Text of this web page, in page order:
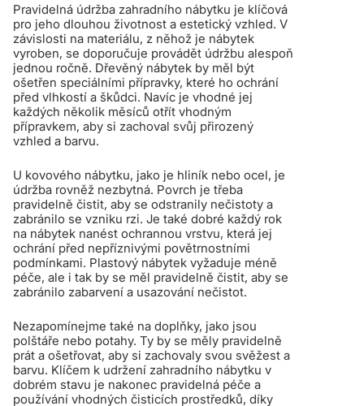
Pravidelná údržba zahradního nábytku je klíčová
pro jeho dlouhou životnost a estetický vzhled. V
závislosti na materiálu, z něhož je nábytek
vyroben, se doporučuje provádět údržbu alespoň
jednou ročně. Dřevěný nábytek by měl být
ošetřen speciálními přípravky, které ho ochrání
před vlhkostí a škůdci. Navíc je vhodné jej
každých několik měsíců otřít vhodným
přípravkem, aby si zachoval svůj přirozený
vzhled a barvu.
U kovového nábytku, jako je hliník nebo ocel, je
údržba rovněž nezbytná. Povrch je třeba
pravidelně čistit, aby se odstranily nečistoty a
zabránilo se vzniku rzi. Je také dobré každý rok
na nábytek nanést ochrannou vrstvu, která jej
ochrání před nepříznivými povětrnostními
podmínkami. Plastový nábytek vyžaduje méně
péče, ale i tak by se měl pravidelně čistit, aby se
zabránilo zabarvení a usazování nečistot.
Nezapomínejme také na doplňky, jako jsou
polštáře nebo potahy. Ty by se měly pravidelně
prát a ošetřovat, aby si zachovaly svou svěžest a
barvu. Klíčem k udržení zahradního nábytku v
dobrém stavu je nakonec pravidelná péče a
používání vhodných čisticích prostředků, díky